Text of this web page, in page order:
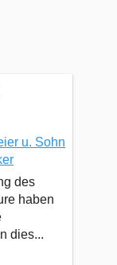
u. Sohn
des
haben
dies...